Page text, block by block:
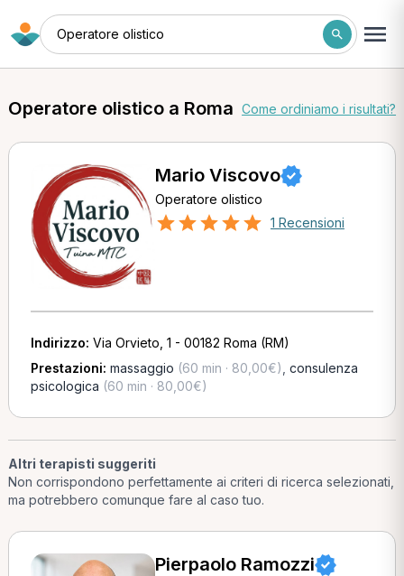
Operatore olistico
Operatore olistico a Roma Come ordiniamo i risultati?
Mario Viscovo
Operatore olistico
1 Recensioni
Indirizzo: Via Orvieto, 1 - 00182 Roma (RM)
Prestazioni: massaggio (60 min · 80,00€) consulenza
psicologica (60 min · 80,00€)
Altri terapisti suggeriti
Non corrispondono perfettamente ai criteri di ricerca selezionati,
ma potrebbero comunque fare al caso tuo.
Pierpaolo Ramozzi